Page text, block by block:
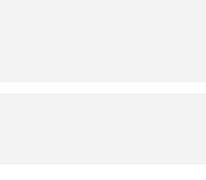
le cœur et l’âme. Ils ont